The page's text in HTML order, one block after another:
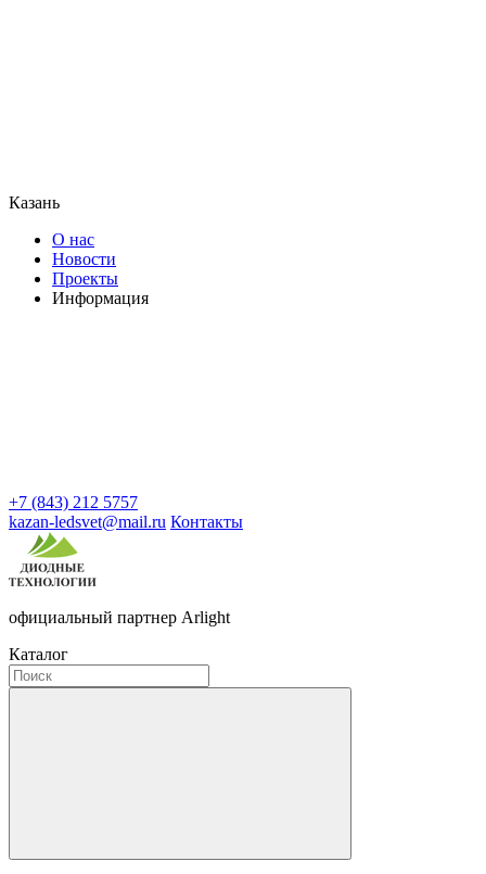
Казань
О нас
Новости
Проекты
Информация
+7 (843) 212 5757
kazan-ledsvet@mail.ru Контакты
официальный партнер Arlight
Каталог